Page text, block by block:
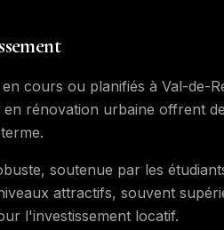
cours ou planifiés à Val-de-
en rénovation urbaine offrent
soutenue par les
attractifs, souvent
l'investissement locatif.